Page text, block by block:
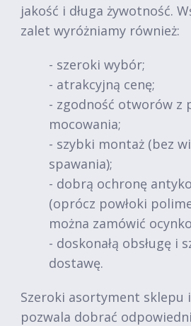
jakość i długa żywotność.
zalet wyróżniamy również:
- szeroki wybór;
- atrakcyjną cenę;
- zgodność otworów z
mocowania;
- szybki montaż (bez
spawania);
- dobrą ochronę
(oprócz powłoki
można zamówić
- doskonałą obsługę i
dostawę.
Szeroki asortyment sklepu
pozwala dobrać